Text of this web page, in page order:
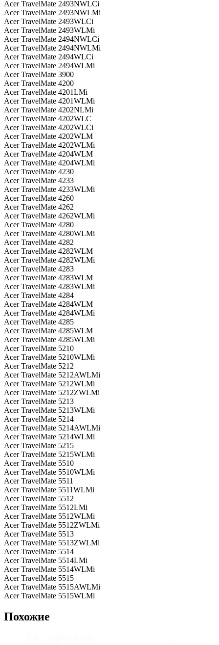
Acer TravelMate 2493NWLCi
Acer TravelMate 2493NWLMi
Acer TravelMate 2493WLCi
Acer TravelMate 2493WLMi
Acer TravelMate 2494NWLCi
Acer TravelMate 2494NWLMi
Acer TravelMate 2494WLCi
Acer TravelMate 2494WLMi
Acer TravelMate 3900
Acer TravelMate 4200
Acer TravelMate 4201LMi
Acer TravelMate 4201WLMi
Acer TravelMate 4202NLMi
Acer TravelMate 4202WLC
Acer TravelMate 4202WLCi
Acer TravelMate 4202WLM
Acer TravelMate 4202WLMi
Acer TravelMate 4204WLM
Acer TravelMate 4204WLMi
Acer TravelMate 4230
Acer TravelMate 4233
Acer TravelMate 4233WLMi
Acer TravelMate 4260
Acer TravelMate 4262
Acer TravelMate 4262WLMi
Acer TravelMate 4280
Acer TravelMate 4280WLMi
Acer TravelMate 4282
Acer TravelMate 4282WLM
Acer TravelMate 4282WLMi
Acer TravelMate 4283
Acer TravelMate 4283WLM
Acer TravelMate 4283WLMi
Acer TravelMate 4284
Acer TravelMate 4284WLM
Acer TravelMate 4284WLMi
Acer TravelMate 4285
Acer TravelMate 4285WLM
Acer TravelMate 4285WLMi
Acer TravelMate 5210
Acer TravelMate 5210WLMi
Acer TravelMate 5212
Acer TravelMate 5212AWLMi
Acer TravelMate 5212WLMi
Acer TravelMate 5212ZWLMi
Acer TravelMate 5213
Acer TravelMate 5213WLMi
Acer TravelMate 5214
Acer TravelMate 5214AWLMi
Acer TravelMate 5214WLMi
Acer TravelMate 5215
Acer TravelMate 5215WLMi
Acer TravelMate 5510
Acer TravelMate 5510WLMi
Acer TravelMate 5511
Acer TravelMate 5511WLMi
Acer TravelMate 5512
Acer TravelMate 5512LMi
Acer TravelMate 5512WLMi
Acer TravelMate 5512ZWLMi
Acer TravelMate 5513
Acer TravelMate 5513ZWLMi
Acer TravelMate 5514
Acer TravelMate 5514LMi
Acer TravelMate 5514WLMi
Acer TravelMate 5515
Acer TravelMate 5515AWLMi
Acer TravelMate 5515WLMi
Похожие